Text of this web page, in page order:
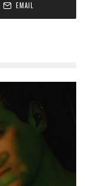
EMAIL